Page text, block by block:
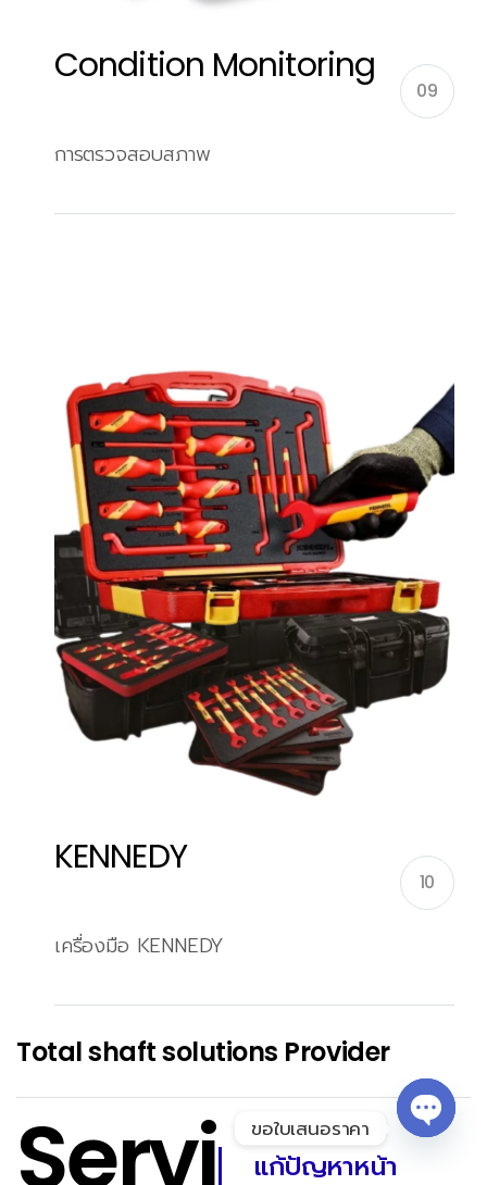
Condition Monitoring
09
การตรวจสอบสภาพ
KENNEDY
10
เครื่องมือ KENNEDY
Total shaft solutions Provider
Servi แก้ปัญหาหน้า
ขอใบเสนอราคา